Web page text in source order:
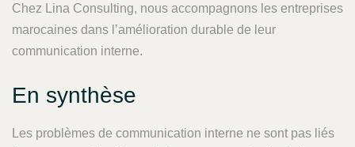
Chez Lina Consulting, nous accompagnons les entreprises
marocaines dans l’amélioration durable de leur
communication interne.
En synthèse
Les problèmes de communication interne ne sont pas liés